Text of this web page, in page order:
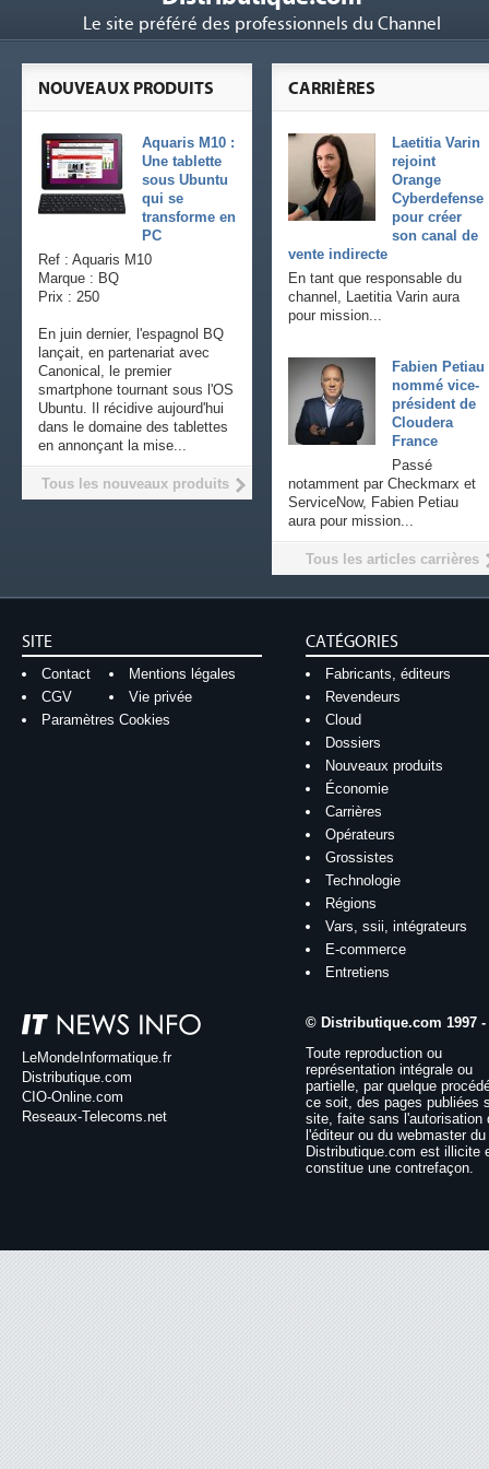
Le site préféré des professionnels du Channel
CARRIÈRES
Laetitia Varin
rejoint
Orange
Cyberdefense
pour créer
son canal de
vente indirecte
En tant que responsable du
channel, Laetitia Varin aura
pour mission...
Fabien Petiau
nommé vice-
président de
Cloudera
France
Passé
notamment par Checkmarx et
ServiceNow, Fabien Petiau
aura pour mission...
Tous les articles carrières
NOUVEAUX PRODUITS
Aquaris M10 :
Une tablette
sous Ubuntu
qui se
transforme en
PC
Ref : Aquaris M10
Marque : BQ
Prix : 250
En juin dernier, l'espagnol BQ
lançait, en partenariat avec
Canonical, le premier
smartphone tournant sous l'OS
Ubuntu. Il récidive aujourd'hui
dans le domaine des tablettes
en annonçant la mise...
Tous les nouveaux produits
SITE
Contact
Mentions légales
CGV
Vie privée
Paramètres Cookies
CATÉGORIES
Fabricants, éditeurs
Revendeurs
Cloud
Dossiers
Nouveaux produits
Économie
Carrières
Opérateurs
Grossistes
Technologie
Régions
Vars, ssii, intégrateurs
E-commerce
Entretiens
LeMondeInformatique.fr
Distributique.com
CIO-Online.com
Reseaux-Telecoms.net
© Distributique.com 1997 -
Toute reproduction ou
représentation intégrale ou
partielle, par quelque
ce soit, des pages publiées
site, faite sans l'autorisation
l'éditeur ou du webmaster
Distributique.com est illicite
constitue une contrefaçon.